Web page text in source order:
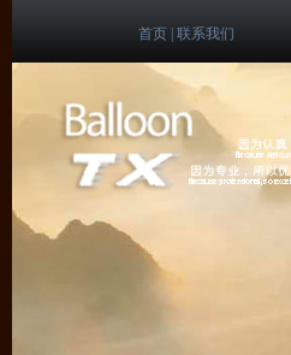
首页 联系我们